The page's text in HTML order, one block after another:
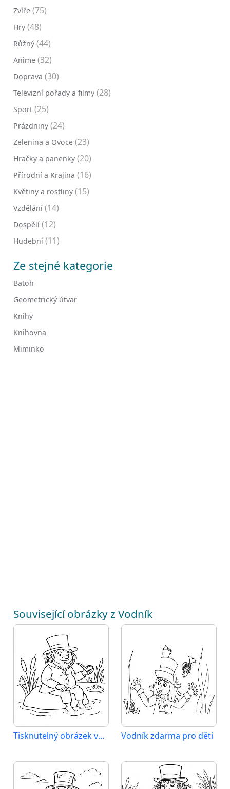
Zvíře (75)
Hry (48)
Růžný (44)
Anime (32)
Doprava (30)
Televizní pořady a filmy (28)
Sport (25)
Prázdniny (24)
Zelenina a Ovoce (23)
Hračky a panenky (20)
Přírodní a Krajina (16)
Květiny a rostliny (15)
Vzdělání (14)
Dospělí (12)
Hudební (11)
Ze stejné kategorie
Batoh
Geometrický útvar
Knihy
Knihovna
Miminko
Související obrázky z Vodník
Tisknutelný obrázek vodníka Vodník zdarma pro děti